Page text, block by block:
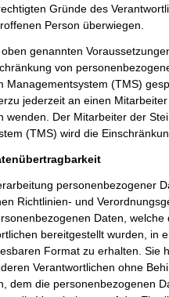
Gründe des
Person überwiegen.
genannten
von
Managementsystem (TMS)
jederzeit an einen
wenden. Der Mitarbeiter der
(TMS) wird die
personenbezogener
Richtlinien- und
Daten,
bereitgestellt wurden, in
Format zu erhalten. Sie
Verantwortlichen ohne
dem die personenbezogenen